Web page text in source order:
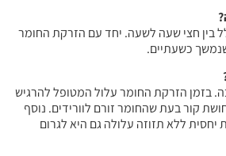
בין חצי שעה לשעה. יחד עם הזרקת החומר
כשעתיים.
בזמן הזרקת החומר עלול המטופל להרגיש
קור בעת שהחומר זורם לוורידים. נוסף
ללא תזוזה עלולה גם היא לגרום